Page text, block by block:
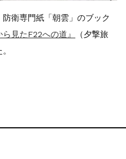
衛専門紙「朝雲」のブック
ら見たF22への道』
（夕撃旅